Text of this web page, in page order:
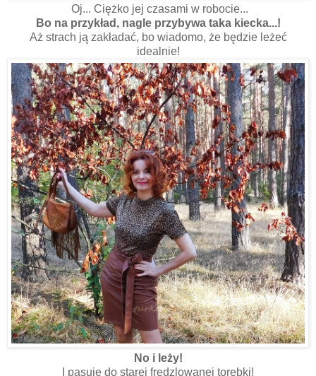
Oj... Ciężko jej czasami w robocie...
Bo na przykład, nagle przybywa taka kiecka...!
Aż strach ją zakładać, bo wiadomo, że będzie leżeć
idealnie!
No i leży!
I pasuje do starej frędzlowanej torebki!